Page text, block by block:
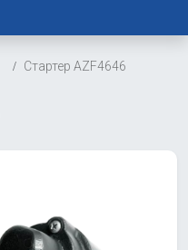
Стартер AZF4646